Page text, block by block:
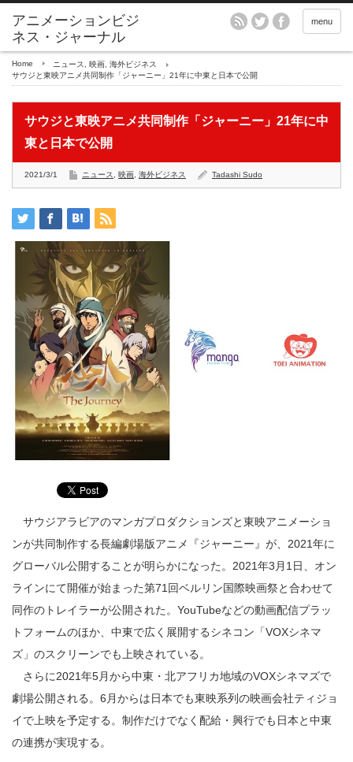
アニメーションビジ
ネス・ジャーナル
menu
Home ニュース 映画 海外ビジネス
サウジと東映アニメ共同制作「ジャーニー」21年に中東と日本で公開
サウジと東映アニメ共同制作「ジャーニー」21年に中
東と日本で公開
2021/3/1 ニュース 映画 海外ビジネス Tadashi Sudo
サウジアラビアのマンガプロダクションズと東映アニメーショ
ンが共同制作する長編劇場版アニメ『ジャーニー』が、2021年に
グローバル公開することが明らかになった。2021年3月1日、オン
ラインにて開催が始まった第71回ベルリン国際映画祭と合わせて
同作のトレイラーが公開された。YouTubeなどの動画配信プラッ
トフォームのほか、中東で広く展開するシネコン「VOXシネマ
ズ」のスクリーンでも上映されている。
さらに2021年5月から中東・北アフリカ地域のVOXシネマズで
劇場公開される。6月からは日本でも東映系列の映画会社ティジョ
イで上映を予定する。制作だけでなく配給・興行でも日本と中東
の連携が実現する。